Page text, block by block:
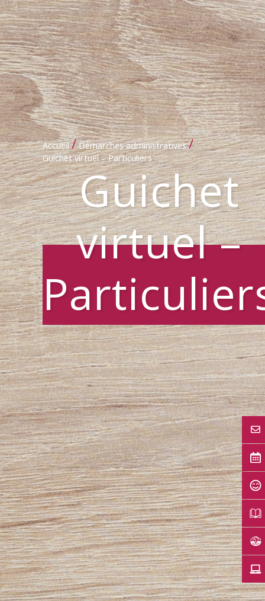
Accueil / Démarches administratives /
Guichet virtuel – Particuliers
Guichet
virtuel –